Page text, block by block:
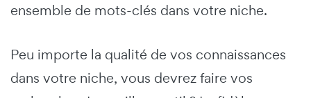
ensemble de mots-clés dans votre niche.
Peu importe la qualité de vos connaissances
dans votre niche, vous devrez faire vos